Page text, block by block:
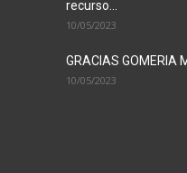
recurso...
10/05/2023
GRACIAS GOMERIA
10/05/2023